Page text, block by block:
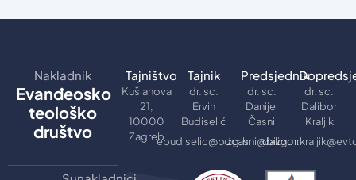
Nakladnik
Evanđeosko
teološko
društvo
Tajništvo
Kušlanova
21,
10000
Zagreb
Tajnik
dr. sc.
Ervin
Budiselić
ebudiselic@bizg.hr
Predsjednik
dr. sc.
Danijel
Časni
dcasni@bizg.hr
dr. sc.
Dalibor
Kraljik